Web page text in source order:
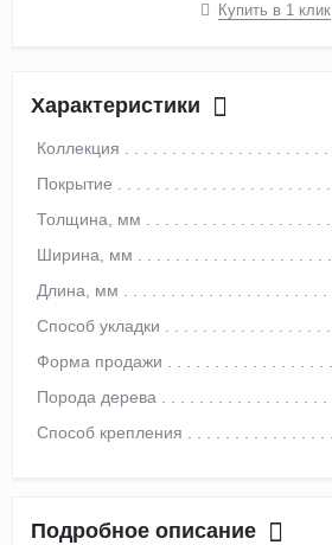
Купить в 1 клик
Характеристики
Коллекция
Покрытие
Толщина, мм
Ширина, мм
Длина, мм
Способ укладки
Форма продажи
Порода дерева
Способ крепления
Подробное описание